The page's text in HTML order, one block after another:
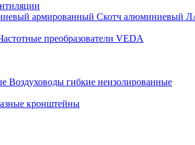
армированный Скотч алюминиевый
преобразователи VEDA
Воздуховоды гибкие неизолированные
кронштейны